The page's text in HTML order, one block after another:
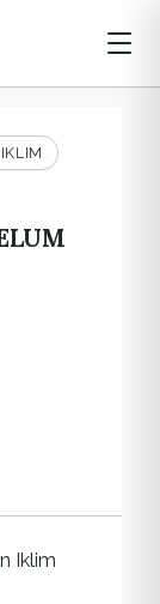
Iklim